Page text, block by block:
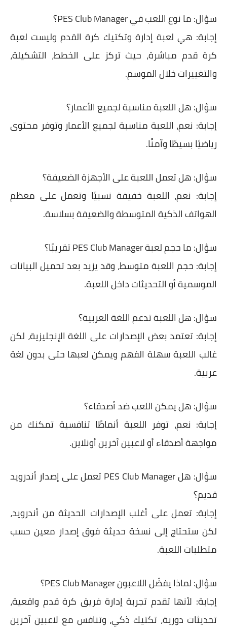
سؤال:ما نوع اللعب في PES Club Manager؟
إجابة: هي لعبة إدارة وتكتيك كرة القدموليست لعبة
كرة قدم مباشرة، حيث تركز على الخطط، التشكيلة،
والتغييرات خلال الموسم.
سؤال:هل اللعبة مناسبة لجميع الأعمار؟
إجابة: نعم، اللعبة مناسبة لجميع الأعمار وتوفر محتوى
رياضيًا بسيطًا وآمنًا.
سؤال:هل تعمل اللعبة على الأجهزة الضعيفة؟
إجابة: نعم، اللعبة خفيفة نسبيًا وتعمل على معظم
الهواتف الذكية المتوسطة والضعيفة بسلاسة.
سؤال:ما حجم لعبة PES Club Manager تقريبًا؟
إجابة: حجم اللعبة متوسط، وقد يزيد بعد تحميل البيانات
الموسمية أو التحديثات داخل اللعبة.
سؤال:هل اللعبة تدعم اللغة العربية؟
إجابة: تعتمد بعض الإصدارات على اللغة الإنجليزية، لكن
غالب اللعبة سهلة الفهم ويمكن لعبها حتى بدون لغة
عربية.
سؤال:هل يمكن اللعب ضد أصدقاء؟
إجابة: نعم، توفر اللعبة أنماطًا تنافسية تمكنك من
مواجهة أصدقاء أو لاعبين آخرين أونلاين.
سؤال:
هل PES Club Manager تعمل على إصدار أندرويد
قديم؟
إجابة: تعمل على أغلب الإصدارات الحديثة من أندرويد،
لكن ستحتاج إلى نسخة حديثة فوق إصدار معين حسب
متطلبات اللعبة.
سؤال:لماذا يفضّل اللاعبون PES Club Manager؟
إجابة: لأنها تقدم تجربة إدارة فريق كرة قدم واقعية،
تحديثات دورية، تكتيك ذكي، وتنافس مع لاعبين آخرين